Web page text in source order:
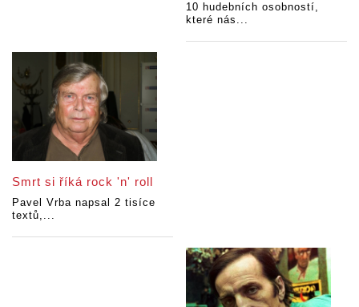
10 hudebních osobností,
které nás...
Smrt si říká rock 'n' roll
Pavel Vrba napsal 2 tisíce
textů,...